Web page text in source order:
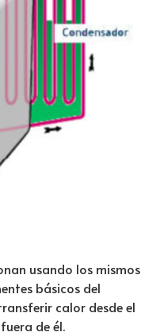
usando los mismos
básicos del
calor desde el
de él.